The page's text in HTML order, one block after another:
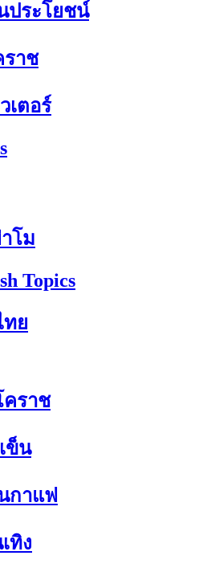
ประโยชน์
ราช
เตอร์
โม
Topics
ทย
คราช
ข็น
กาแฟ
ทิง